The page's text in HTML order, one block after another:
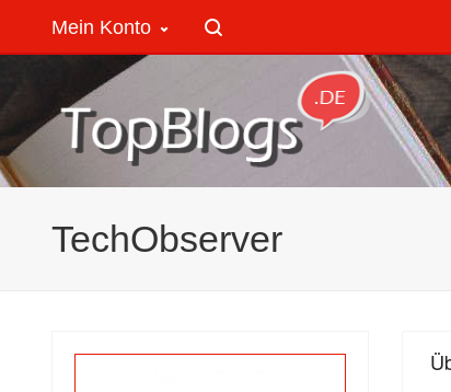
Mein Konto
TechObserver